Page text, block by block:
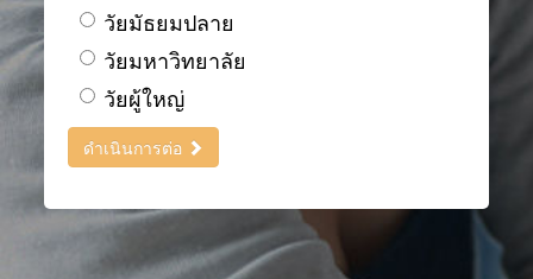
วัยมัธยมปลาย
วัยมหาวิทยาลัย
วัยผู้ใหญ่
ดำเนินการต่อ